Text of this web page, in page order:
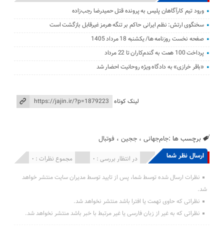
ورود تیم کارآگاهان پلیس به پرونده قتل حمیدرضا رجب‌زاده
سخنگوی ارتش: نظم ایرانی حاکم بر تنگه هرمز غیرقابل بازگشت است
صفحه نخست روزنامه ها/ یکشنبه 18 مرداد 1405
پرداخت 100 همت به گندم‌کاران تا 22 مرداد
«باقر خرازی» به دادگاه ویژه روحانیت احضار شد
لینک کوتاه
برچسب ها :جام‌جهانی ،ججین ، فوتبال
ارسال نظر شما مجموع نظرات : 0 در انتظار بررسی : 0 انتشار یافته : 0
نظرات ارسال شده توسط شما، پس از تایید توسط مدیران سایت منتشر خواهد
شد.
نظراتی که حاوی تهمت یا افترا باشد منتشر نخواهد شد.
نظراتی که به غیر از زبان فارسی یا غیر مرتبط با خبر باشد منتشر نخواهد شد.